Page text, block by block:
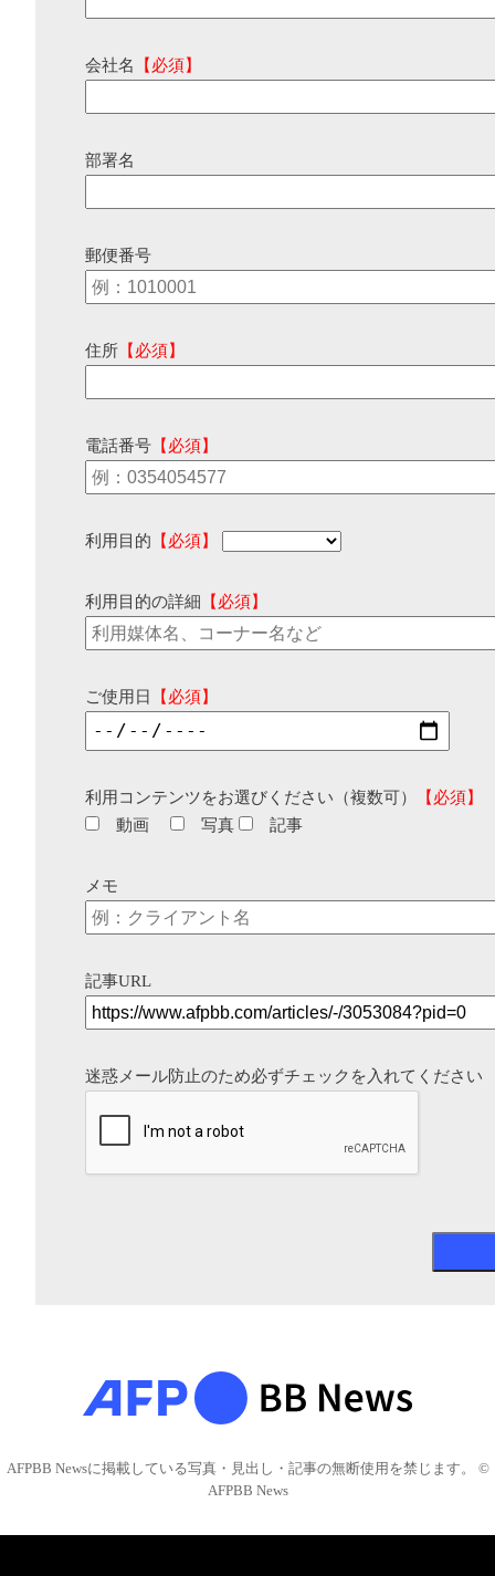
会社名 【必須】
部署名
郵便番号
住所 【必須】
電話番号 【必須】
利用目的 【必須】
利用目的の詳細 【必須】
ご使用日 【必須】
利用コンテンツをお選びください（複数可）
【必須】
動画
写真 記事
メモ
記事URL
迷惑メール防止のため必ずチェックを入れてください
AFPBB Newsに掲載している写真・見出し・記事の無断使用を禁じます。 ©
AFPBB News